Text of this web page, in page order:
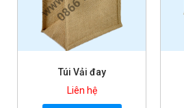
Túi Vải đay
Liên hệ